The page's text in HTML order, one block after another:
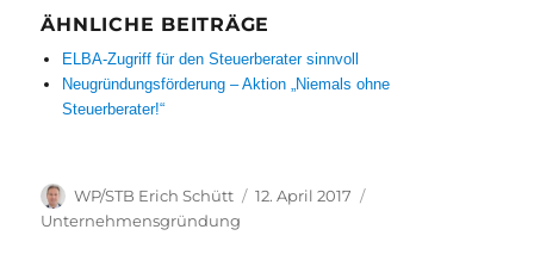
ÄHNLICHE BEITRÄGE
ELBA-Zugriff für den Steuerberater sinnvoll
Neugründungsförderung – Aktion „Niemals ohne
Steuerberater!“
Autor
WP/STB Erich Schütt
Veröffentlicht
12. April 2017
Unternehmensgründung